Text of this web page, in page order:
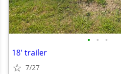
• • •
18' trailer
7/27